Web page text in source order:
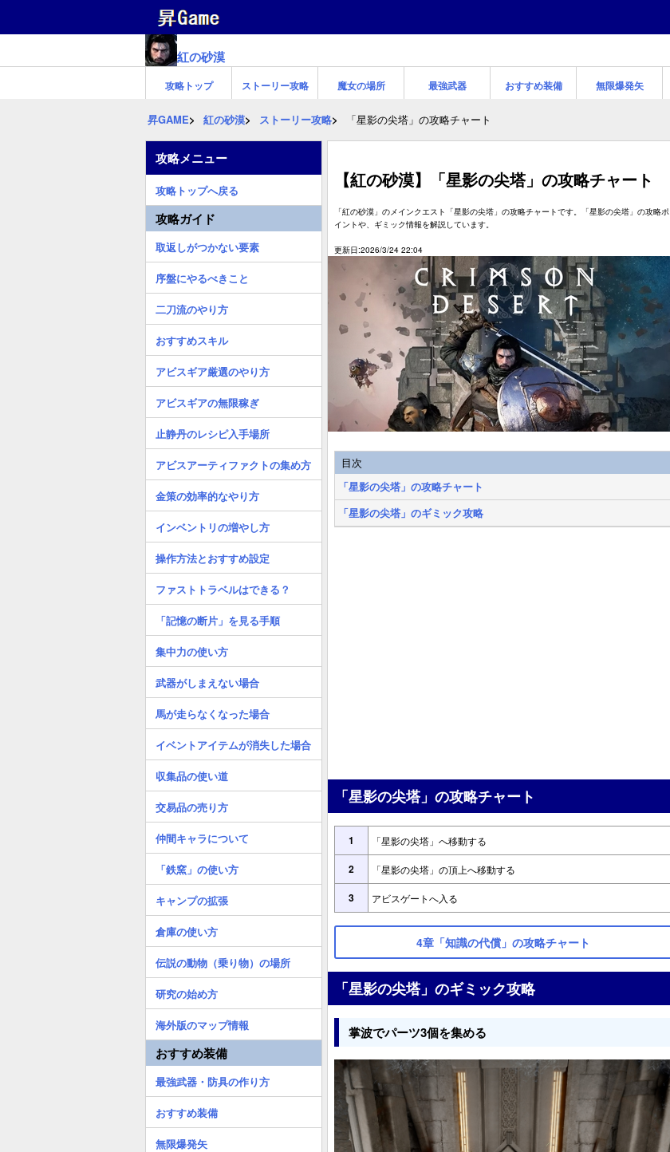
紅の砂漠
攻略トップ ストーリー攻略 魔女の場所 最強武器 おすすめ装備 無限爆発矢
昇GAME 紅の砂漠 ストーリー攻略 「星影の尖塔」の攻略チャート
【紅の砂漠】「星影の尖塔」の攻略チャート
「紅の砂漠」のメインクエスト「星影の尖塔」の攻略チャートです。「星影の尖塔」の攻略ポ
イントや、ギミック情報を解説しています。
更新日:2026/3/24 22:04
目次
「星影の尖塔」の攻略チャート
「星影の尖塔」のギミック攻略
「星影の尖塔」の攻略チャート
1 「星影の尖塔」へ移動する
2 「星影の尖塔」の頂上へ移動する
3 アビスゲートへ入る
4章「知識の代償」の攻略チャート
「星影の尖塔」のギミック攻略
掌波でパーツ3個を集める
攻略メニュー
攻略トップへ戻る
攻略ガイド
取返しがつかない要素
序盤にやるべきこと
二刀流のやり方
おすすめスキル
アビスギア厳選のやり方
アビスギアの無限稼ぎ
止静丹のレシピ入手場所
アビスアーティファクトの集め方
金策の効率的なやり方
インベントリの増やし方
操作方法とおすすめ設定
ファストトラベルはできる？
「記憶の断片」を見る手順
集中力の使い方
武器がしまえない場合
馬が走らなくなった場合
イベントアイテムが消失した場合
収集品の使い道
交易品の売り方
仲間キャラについて
「鉄窯」の使い方
キャンプの拡張
倉庫の使い方
伝説の動物（乗り物）の場所
研究の始め方
海外版のマップ情報
おすすめ装備
最強武器・防具の作り方
おすすめ装備
無限爆発矢